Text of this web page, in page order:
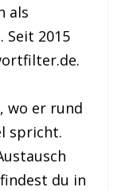
als
Seit 2015
wo er rund
spricht.
du in